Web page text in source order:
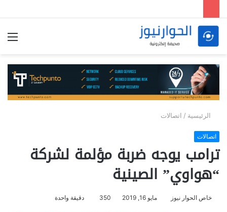
الرئيسية / اتصالات
اتصالات
ترامب يوجه ضربة مؤلمة لشركة
“هواوي” الصينية
خاص الحوار نيوز مايو 16, 2019 350 دقيقة واحدة